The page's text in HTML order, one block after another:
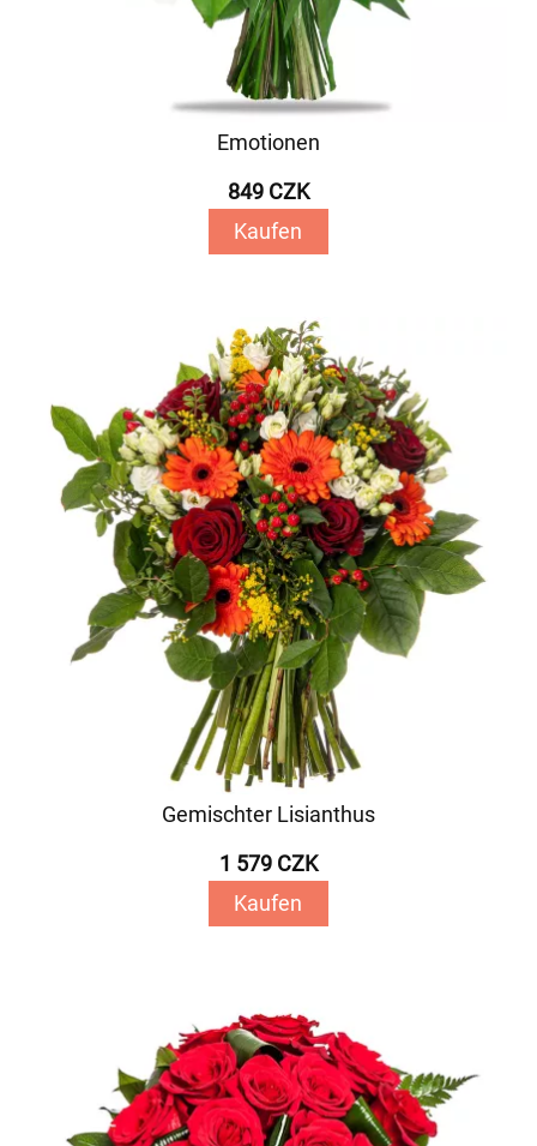
Emotionen
849 CZK
Kaufen
Gemischter Lisianthus
1 579 CZK
Kaufen